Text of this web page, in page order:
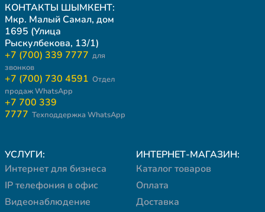
КОНТАКТЫ ШЫМКЕНТ:
Мкр. Малый Самал, дом
1695 (Улица
Рыскулбекова, 13/1)
+7 (700) 339 7777 для
звонков
+7 (700) 730 4591 Отдел
продаж WhatsApp
+7 700 339
7777 Техподдержка WhatsApp
УСЛУГИ:
Интернет для бизнеса
IP телефония в офис
Видеонаблюдение
ИНТЕРНЕТ-МАГАЗИН:
Каталог товаров
Оплата
Доставка